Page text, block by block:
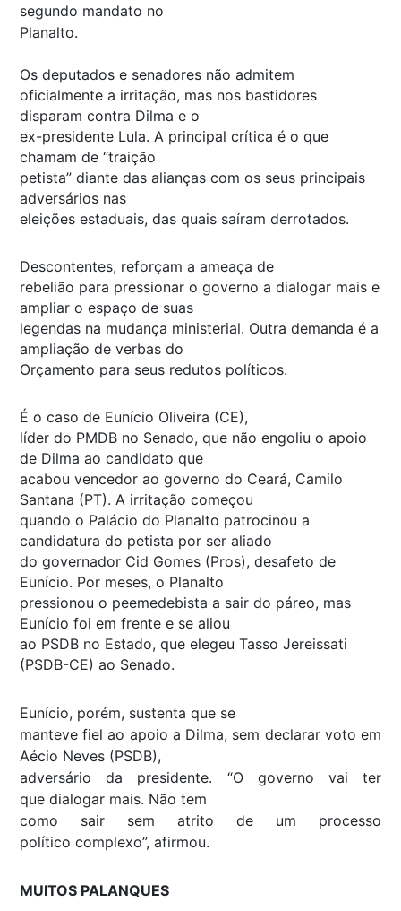
segundo mandato no
Planalto.
Os deputados e senadores não admitem
oficialmente a irritação, mas nos bastidores
disparam contra Dilma e o
ex-presidente Lula. A principal crítica é o que
chamam de “traição
petista” diante das alianças com os seus principais
adversários nas
eleições estaduais, das quais saíram derrotados.
Descontentes, reforçam a ameaça de
rebelião para pressionar o governo a dialogar mais e
ampliar o espaço de suas
legendas na mudança ministerial. Outra demanda é a
ampliação de verbas do
Orçamento para seus redutos políticos.
É o caso de Eunício Oliveira (CE),
líder do PMDB no Senado, que não engoliu o apoio
de Dilma ao candidato que
acabou vencedor ao governo do Ceará, Camilo
Santana (PT). A irritação começou
quando o Palácio do Planalto patrocinou a
candidatura do petista por ser aliado
do governador Cid Gomes (Pros), desafeto de
Eunício. Por meses, o Planalto
pressionou o peemedebista a sair do páreo, mas
Eunício foi em frente e se aliou
ao PSDB no Estado, que elegeu Tasso Jereissati
(PSDB-CE) ao Senado.
Eunício, porém, sustenta que se
manteve fiel ao apoio a Dilma, sem declarar voto em
Aécio Neves (PSDB),
adversário da presidente. “O governo vai ter
que dialogar mais. Não tem
como sair sem atrito de um processo
político complexo”, afirmou.
MUITOS PALANQUES